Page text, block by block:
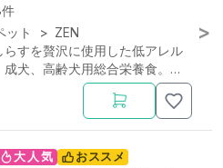
ット > ZEN
すを贅沢に使用した低アレル
犬、高齢犬用総合栄養食。低
大人気 おススメ